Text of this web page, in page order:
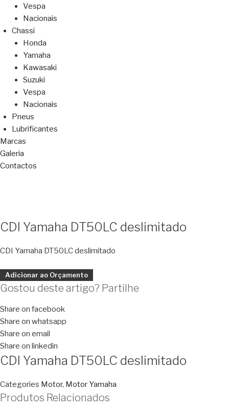
Vespa
Nacionais
Chassi
Honda
Yamaha
Kawasaki
Suzuki
Vespa
Nacionais
Pneus
Lubrificantes
Marcas
Galeria
Contactos
CDI Yamaha DT50LC deslimitado
CDI Yamaha DT50LC deslimitado
Adicionar ao Orçamento
Gostou deste artigo? Partilhe
Share on facebook
Share on whatsapp
Share on email
Share on linkedin
CDI Yamaha DT50LC deslimitado
Categories Motor, Motor Yamaha
Produtos Relacionados